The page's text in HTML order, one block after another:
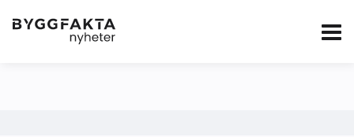
Kategorier Jobbmarkedet Annonsere i